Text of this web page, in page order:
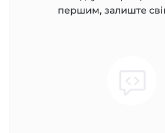
першим, залиште